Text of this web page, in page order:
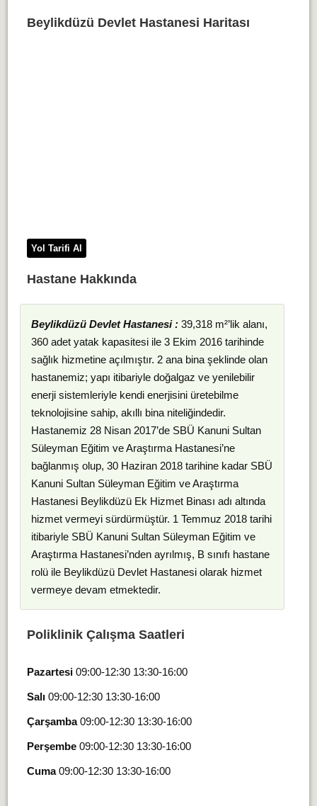
Beylikdüzü Devlet Hastanesi Haritası
Yol Tarifi Al
Hastane Hakkında
Beylikdüzü Devlet Hastanesi : 39,318 m²’lik alanı,
360 adet yatak kapasitesi ile 3 Ekim 2016 tarihinde
sağlık hizmetine açılmıştır. 2 ana bina şeklinde olan
hastanemiz; yapı itibariyle doğalgaz ve yenilebilir
enerji sistemleriyle kendi enerjisini üretebilme
teknolojisine sahip, akıllı bina niteliğindedir.
Hastanemiz 28 Nisan 2017’de SBÜ Kanuni Sultan
Süleyman Eğitim ve Araştırma Hastanesi’ne
bağlanmış olup, 30 Haziran 2018 tarihine kadar SBÜ
Kanuni Sultan Süleyman Eğitim ve Araştırma
Hastanesi Beylikdüzü Ek Hizmet Binası adı altında
hizmet vermeyi sürdürmüştür. 1 Temmuz 2018 tarihi
itibariyle SBÜ Kanuni Sultan Süleyman Eğitim ve
Araştırma Hastanesi’nden ayrılmış, B sınıfı hastane
rolü ile Beylikdüzü Devlet Hastanesi olarak hizmet
vermeye devam etmektedir.
Poliklinik Çalışma Saatleri
Pazartesi09:00-12:30 13:30-16:00
Salı09:00-12:30 13:30-16:00
Çarşamba09:00-12:30 13:30-16:00
Perşembe09:00-12:30 13:30-16:00
Cuma09:00-12:30 13:30-16:00